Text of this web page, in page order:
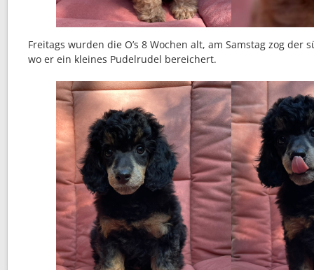
Freitags wurden die O’s 8 Wochen alt, am Samstag zog der
wo er ein kleines Pudelrudel bereichert.